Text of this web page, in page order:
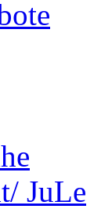
JuLe